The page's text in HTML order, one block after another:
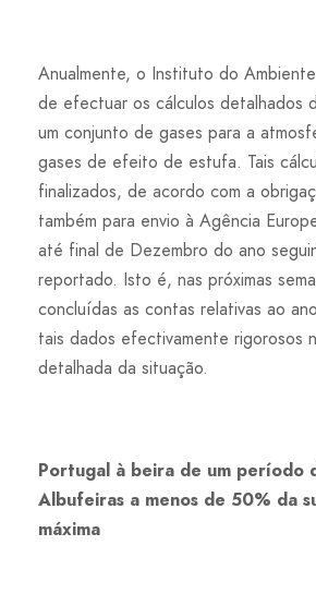
Anualmente, o Instituto do
de efectuar os cálculos detalhados
um conjunto de gases para a
gases de efeito de estufa. Tais
finalizados, de acordo com a
também para envio à Agência
até final de Dezembro do ano
reportado. Isto é, nas próximas
concluídas as contas relativas ao
tais dados efectivamente rigorosos
detalhada da situação.
Portugal à beira de um período
Albufeiras a menos de 50% da
máxima